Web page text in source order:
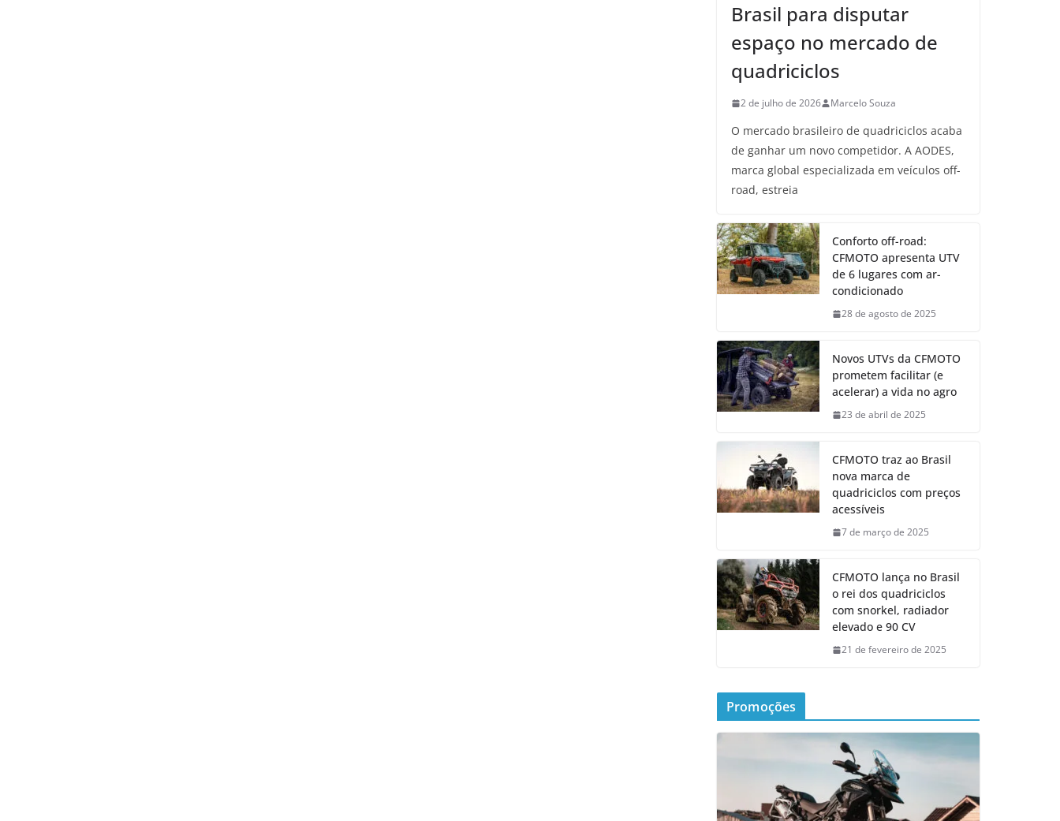
Brasil para disputar
espaço no mercado de
quadriciclos
2 de julho de 2026 Marcelo Souza
O mercado brasileiro de quadriciclos acaba
de ganhar um novo competidor. A AODES,
marca global especializada em veículos off-
road, estreia
Conforto off-road:
CFMOTO apresenta UTV
de 6 lugares com ar-
condicionado
28 de agosto de 2025
Novos UTVs da CFMOTO
prometem facilitar (e
acelerar) a vida no agro
23 de abril de 2025
CFMOTO traz ao Brasil
nova marca de
quadriciclos com preços
acessíveis
7 de março de 2025
CFMOTO lança no Brasil
o rei dos quadriciclos
com snorkel, radiador
elevado e 90 CV
21 de fevereiro de 2025
Promoções